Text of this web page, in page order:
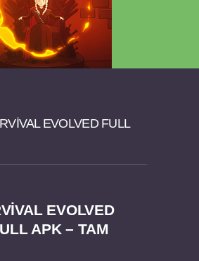
v1.4.2 PARA HİLELİ
v1.25 FULL APK
EVOLVED FULL
EVOLVED
APK – TAM